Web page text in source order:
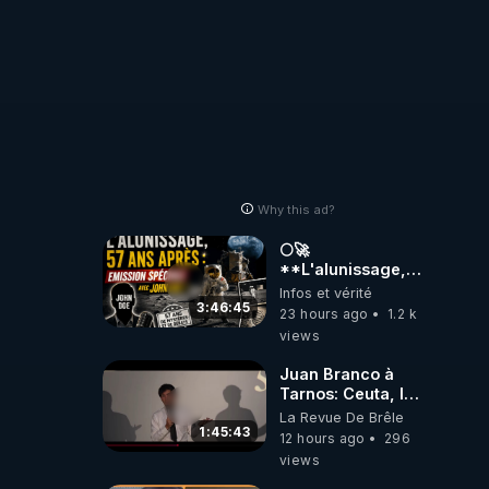
Why this ad?
3:46:45
🌕🚀
**L'alunissage,
57 ans après :
Émission spéciale
avec John Doe
Infos et vérité
23 hours ago
1.2 k
views
1:45:43
Juan Branco à
Tarnos: Ceuta, le
narcotrafic et le
pouvoir en France
La Revue De Brêle
12 hours ago
296
views